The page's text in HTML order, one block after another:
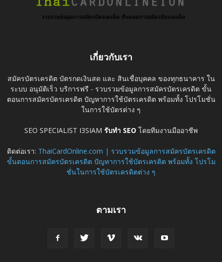
เกี่ยวกับเรา
สมัครบัตรเครดิต บัตรกดเงินสด และ สินเชื่อบุคคล ของทุกธนาคาร ใน
ระบบ อนุมัติเร็ว บริการฟรี - รวบรวมข้อมูลการสมัครบัตรเครดิต ขั้น
ตอนการสมัครบัตรเครดิต ปัญหาการใช้บัตรเครดิต พร้อมทั้ง โปรโมชั่น
ในการใช้บัตรต่าง ๆ
SEO SPECIALIST I3SIAM รับทำ SEO โดยทีมงานมืออาชีพ
ติดต่อเรา: ThaiCardOnline.com | รวบรวมข้อมูลการสมัครบัตรเครดิต
ขั้นตอนการสมัครบัตรเครดิต ปัญหาการใช้บัตรเครดิต พร้อมทั้ง โปรโม
ชั่นในการใช้บัตรเครดิตต่าง ๆ
ตามเรา